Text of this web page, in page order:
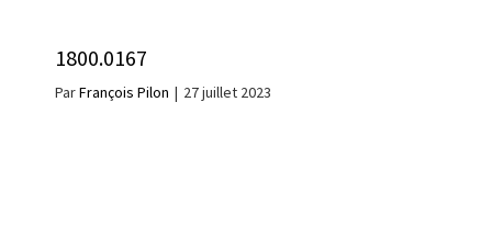
1800.0167
ParFrançois Pilon | 27 juillet 2023